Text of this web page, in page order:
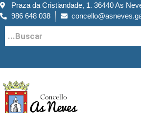
Praza da Cristiandade, 1. 36440 As
986 648 038